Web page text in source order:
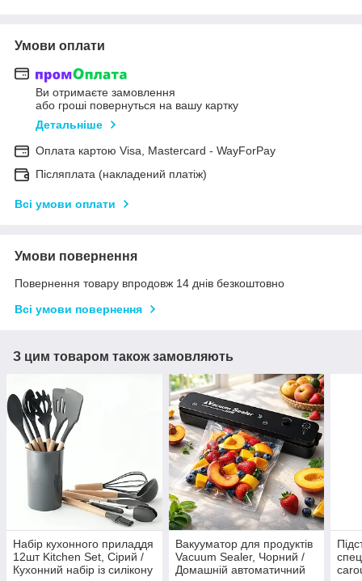
Умови оплати
Ви отримаєте замовлення
або гроші повернуться на вашу картку
Детальніше
Оплата картою Visa, Mastercard - WayForPay
Післяплата (накладений платіж)
Всі умови оплати
Умови повернення
Повернення товару впродовж 14 днів безкоштовно
Всі умови повернення
З цим товаром також замовляють
Набір кухонного приладдя
12шт Kitchen Set, Сірий /
Кухонний набір із силікону
Вакууматор для продуктів
Vacuum Sealer, Чорний /
Домашній автоматичний